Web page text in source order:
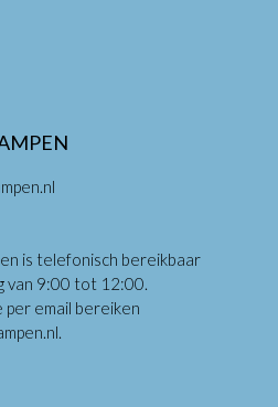
is telefonisch bereikbaar
van 9:00 tot 12:00.
per email bereiken
.